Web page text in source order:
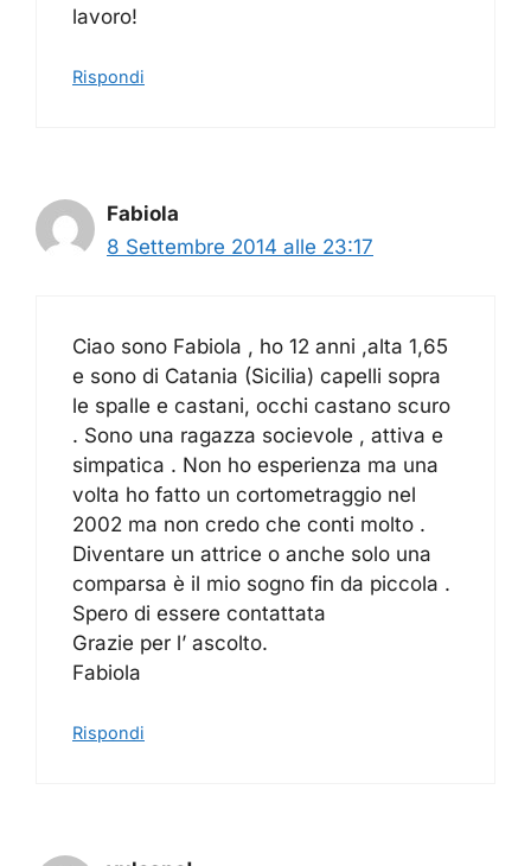
lavoro!
Rispondi
Fabiola
8 Settembre 2014 alle 23:17
Ciao sono Fabiola , ho 12 anni ,alta 1,65
e sono di Catania (Sicilia) capelli sopra
le spalle e castani, occhi castano scuro
. Sono una ragazza socievole , attiva e
simpatica . Non ho esperienza ma una
volta ho fatto un cortometraggio nel
2002 ma non credo che conti molto .
Diventare un attrice o anche solo una
comparsa è il mio sogno fin da piccola .
Spero di essere contattata
Grazie per l’ ascolto.
Fabiola
Rispondi